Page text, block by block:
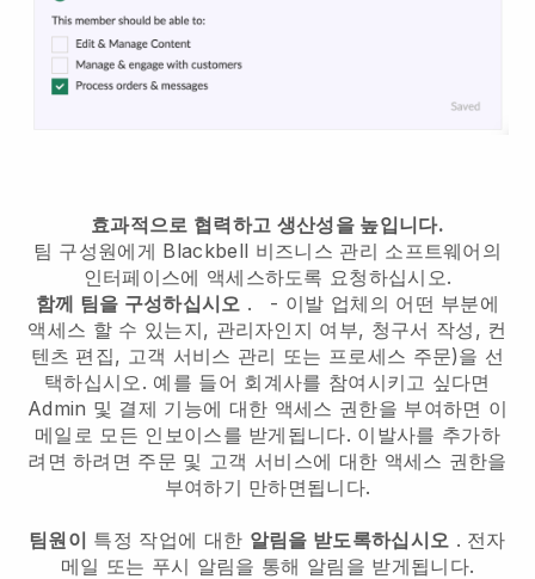
효과적으로 협력하고 생산성을 높입니다.
팀 구성원에게 Blackbell 비즈니스 관리 소프트웨어의
인터페이스에 액세스하도록 요청하십시오.
함께 팀을 구성하십시오 . - 이발 업체의 어떤 부분에
액세스 할 수 있는지, 관리자인지 여부, 청구서 작성, 컨
텐츠 편집, 고객 서비스 관리 또는 프로세스 주문)을 선
택하십시오. 예를 들어 회계사를 참여시키고 싶다면
Admin 및 결제 기능에 대한 액세스 권한을 부여하면 이
메일로 모든 인보이스를 받게됩니다. 이발사를 추가하
려면 하려면 주문 및 고객 서비스에 대한 액세스 권한을
부여하기 만하면됩니다.
팀원이 특정 작업에 대한 알림을 받도록하십시오 . 전자
메일 또는 푸시 알림을 통해 알림을 받게됩니다.